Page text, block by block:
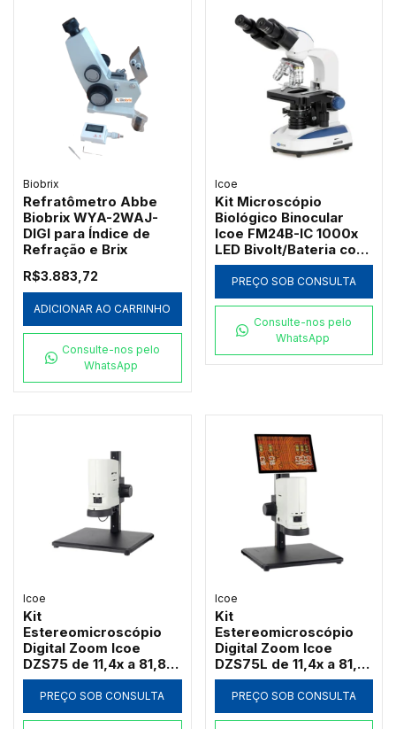
Biobrix
Refratômetro Abbe
Biobrix WYA-2WAJ-
DIGI para Índice de
Refração e Brix
R$3.883,72
ADICIONAR AO CARRINHO
Consulte-nos pelo
WhatsApp
Icoe
Kit Microscópio
Biológico Binocular
Icoe FM24B-IC 1000x
LED Bivolt/Bateria com
Ótica Acromática
PREÇO SOB CONSULTA
Consulte-nos pelo
WhatsApp
Icoe
Kit
Estereomicroscópio
Digital Zoom Icoe
DZS75 de 11,4x a 81,8x
Câmera 4MP Anel LED
HDMI Wi-Fi (Sem Tela)
PREÇO SOB CONSULTA
Icoe
Kit
Estereomicroscópio
Digital Zoom Icoe
DZS75L de 11,4x a 81,8x
Tela Touch 10" 4MP
Anel LED HDMI Wi-Fi
PREÇO SOB CONSULTA